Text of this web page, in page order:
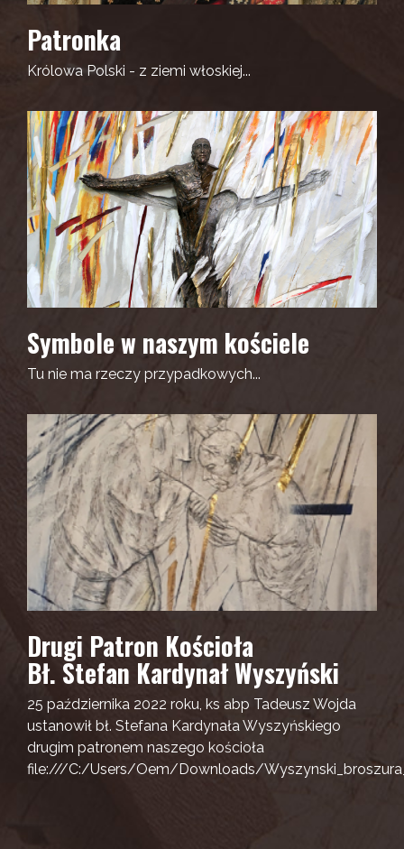
Patronka
Królowa Polski - z ziemi włoskiej...
Symbole w naszym kościele
Tu nie ma rzeczy przypadkowych...
Drugi Patron Kościoła
Bł. Stefan Kardynał Wyszyński
25 października 2022 roku, ks abp Tadeusz Wojda
ustanowił bł. Stefana Kardynała Wyszyńskiego
drugim patronem naszego kościoła
file:///C:/Users/Oem/Downloads/